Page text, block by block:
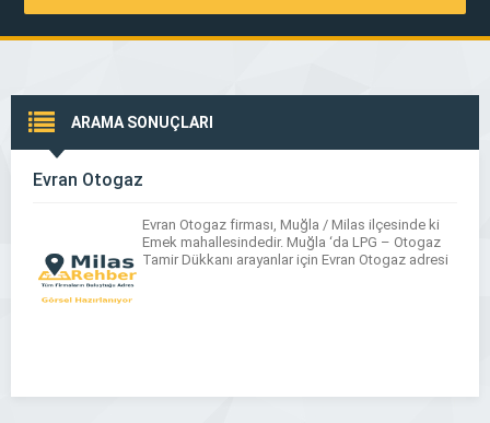
ARAMA SONUÇLARI
Evran Otogaz
Evran Otogaz firması, Muğla / Milas ilçesinde ki
Emek mahallesindedir. Muğla ‘da LPG – Otogaz
Tamir Dükkanı arayanlar için Evran Otogaz adresi